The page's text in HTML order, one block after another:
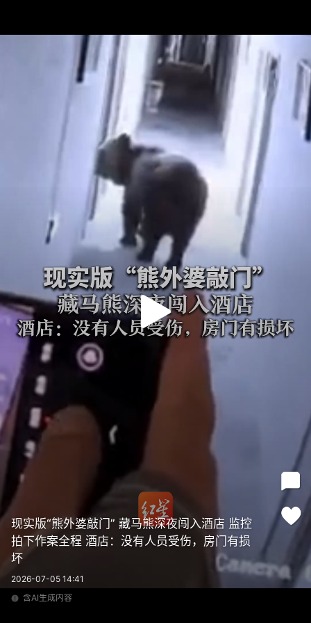
现实版“熊外婆敲门” 藏马熊深夜闯入酒店 监控
拍下作案全程 酒店：没有人员受伤，房门有损
坏
2026-07-05 14:41
含AI生成内容